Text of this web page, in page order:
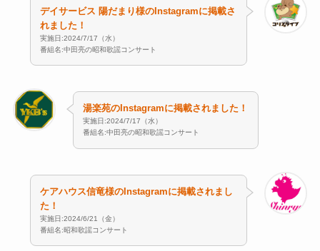
デイサービス 陽だまり様のInstagramに掲載さ
れました！
実施日:2024/7/17（水）
番組名:中田亮の昭和歌謡コンサート
湯楽苑のInstagramに掲載されました！
実施日:2024/7/17（水）
番組名:中田亮の昭和歌謡コンサート
ケアハウス信竜様のInstagramに掲載されまし
た！
実施日:2024/6/21（金）
番組名:昭和歌謡コンサート